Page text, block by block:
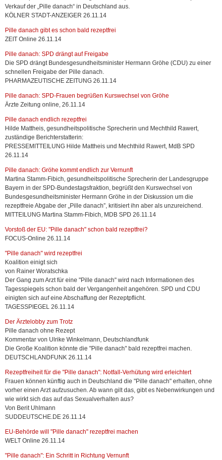
Verkauf der „Pille danach“ in Deutschland aus.
KÖLNER STADT-ANZEIGER 26.11.14
Pille danach gibt es schon bald rezeptfrei
ZEIT Online 26.11.14
Pille danach: SPD drängt auf Freigabe
Die SPD drängt Bundesgesundheitsminister Hermann Gröhe (CDU) zu einer
schnellen Freigabe der Pille danach.
PHARMAZEUTISCHE ZEITUNG 26.11.14
Pille danach: SPD-Frauen begrüßen Kurswechsel von Gröhe
Ärzte Zeitung online, 26.11.14
Pille danach endlich rezeptfrei
Hilde Mattheis, gesundheitspolitische Sprecherin und Mechthild Rawert,
zuständige Berichterstatterin:
PRESSEMITTEILUNG Hilde Mattheis und Mechthild Rawert, MdB SPD
26.11.14
Pille danach: Gröhe kommt endlich zur Vernunft
Martina Stamm-Fibich, gesundheitspolitische Sprecherin der Landesgruppe
Bayern in der SPD-Bundestagsfraktion, begrüßt den Kurswechsel von
Bundesgesundheitsminister Hermann Gröhe in der Diskussion um die
rezeptfreie Abgabe der „Pille danach”, kritisiert ihn aber als unzureichend.
MITTEILUNG Martina Stamm-Fibich, MDB SPD 26.11.14
Vorstoß der EU: "Pille danach" schon bald rezeptfrei?
FOCUS-Online 26.11.14
"Pille danach" wird rezeptfrei
Koalition einigt sich
von Rainer Woratschka
Der Gang zum Arzt für eine "Pille danach" wird nach Informationen des
Tagesspiegels schon bald der Vergangenheit angehören. SPD und CDU
einigten sich auf eine Abschaffung der Rezeptpflicht.
TAGESSPIEGEL 26.11.14
Der Ärztelobby zum Trotz
Pille danach ohne Rezept
Kommentar von Ulrike Winkelmann, Deutschlandfunk
Die Große Koalition könnte die "Pille danach" bald rezeptfrei machen.
DEUTSCHLANDFUNK 26.11.14
Rezeptfreiheit für die "Pille danach": Notfall-Verhütung wird erleichtert
Frauen können künftig auch in Deutschland die "Pille danach" erhalten, ohne
vorher einen Arzt aufzusuchen. Ab wann gilt das, gibt es Nebenwirkungen und
wie wirkt sich das auf das Sexualverhalten aus?
Von Berit Uhlmann
SUDDEUTSCHE.DE 26.11.14
EU-Behörde will "Pille danach" rezeptfrei machen
WELT Online 26.11.14
"Pille danach": Ein Schritt in Richtung Vernunft